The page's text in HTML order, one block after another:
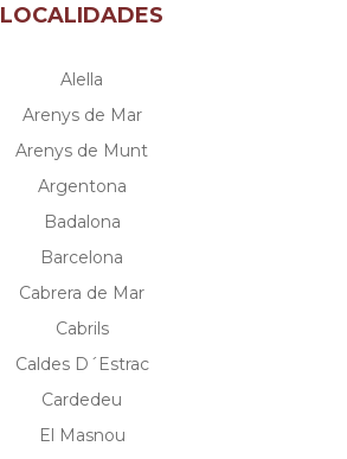
LOCALIDADES
Alella
Arenys de Mar
Arenys de Munt
Argentona
Badalona
Barcelona
Cabrera de Mar
Cabrils
Caldes D´Estrac
Cardedeu
El Masnou